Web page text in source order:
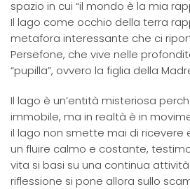
spazio in cui “il mondo è la mia
Il lago come occhio della terra
metafora interessante che ci
Persefone, che vive nelle
“pupilla”, ovvero la figlia della
Il lago è un’entità misteriosa
immobile, ma in realtà è in
il lago non smette mai di ricevere
un fluire calmo e costante,
vita si basi su una continua
riflessione si pone allora sullo